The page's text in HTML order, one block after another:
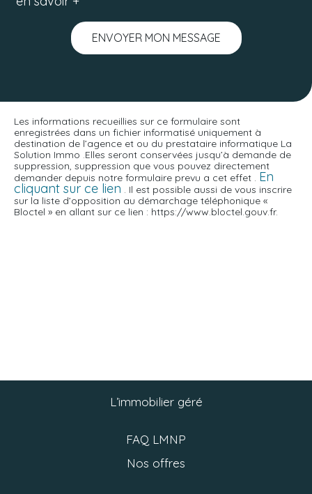
ENVOYER MON MESSAGE
Les informations recueillies sur ce formulaire sont
enregistrées dans un fichier informatisé uniquement à
destination de l’agence et ou du prestataire informatique La
Solution Immo .Elles seront conservées jusqu’à demande de
suppression, suppression que vous pouvez directement
demander depuis notre formulaire prevu a cet effet . En
cliquant sur ce lien . Il est possible aussi de vous inscrire
sur la liste d’opposition au démarchage téléphonique «
Bloctel » en allant sur ce lien : https://www.bloctel.gouv.fr.
L’immobilier géré
FAQ LMNP
Nos offres